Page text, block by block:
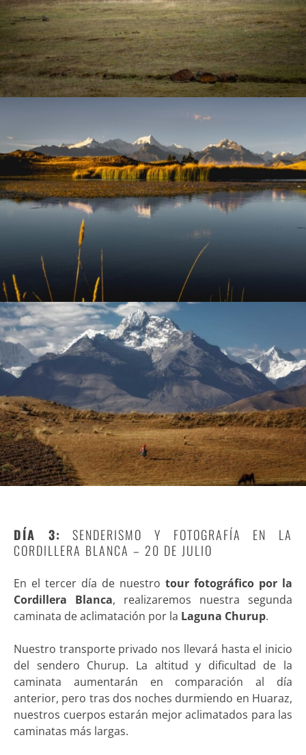
DÍA 3:
SENDERISMO Y FOTOGRAFÍA EN LA
CORDILLERA BLANCA – 20 DE JULIO
En el tercer día de nuestro tour fotográfico por la
Cordillera Blanca, realizaremos nuestra segunda
caminata de aclimatación por la Laguna Churup.
Nuestro transporte privado nos llevará hasta el inicio
del sendero Churup. La altitud y dificultad de la
caminata aumentarán en comparación al día
anterior, pero tras dos noches durmiendo en Huaraz,
nuestros cuerpos estarán mejor aclimatados para las
caminatas más largas.